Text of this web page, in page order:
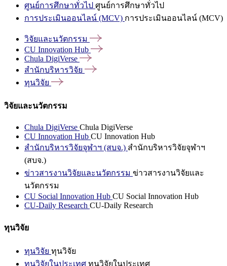
ศูนย์การศึกษาทั่วไป ศูนย์การศึกษาทั่วไป
การประเมินออนไลน์ (MCV) การประเมินออนไลน์ (MCV)
วิจัยและนวัตกรรม
CU Innovation Hub
Chula DigiVerse
สำนักบริหารวิจัย
ทุนวิจัย
วิจัยและนวัตกรรม
Chula DigiVerse Chula DigiVerse
CU Innovation Hub CU Innovation Hub
สำนักบริหารวิจัยจุฬาฯ (สบจ.) สำนักบริหารวิจัยจุฬาฯ
(สบจ.)
ข่าวสารงานวิจัยและนวัตกรรม ข่าวสารงานวิจัยและ
นวัตกรรม
CU Social Innovation Hub CU Social Innovation Hub
CU-Daily Research CU-Daily Research
ทุนวิจัย
ทุนวิจัย ทุนวิจัย
ทุนวิจัยในประเทศ ทุนวิจัยในประเทศ